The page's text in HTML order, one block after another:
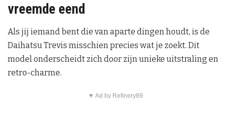
vreemde eend
Als jij iemand bent die van aparte dingen houdt, is de
Daihatsu Trevis misschien precies wat je zoekt. Dit
model onderscheidt zich door zijn unieke uitstraling en
retro-charme.
▼ Ad by Refinery89